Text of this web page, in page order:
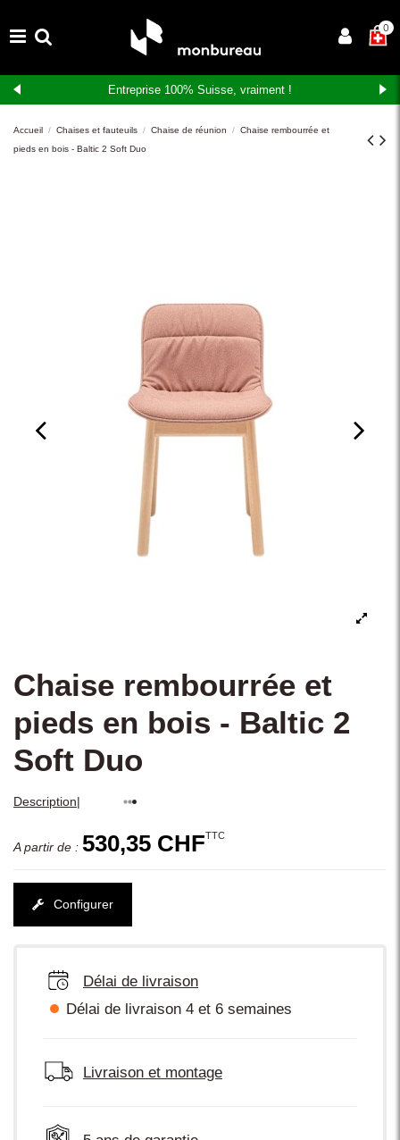
×0
Entreprise 100% Suisse, vraiment !
Accueil Chaises et fauteuils Chaise de réunion
Chaise rembourrée et
pieds en bois - Baltic 2 Soft Duo
Chaise rembourrée et
pieds en bois - Baltic 2
Soft Duo
Description|
A partir de : 530,35 CHFTTC
Configurer
Délai de livraison
Délai de livraison 4 et 6 semaines
Livraison et montage